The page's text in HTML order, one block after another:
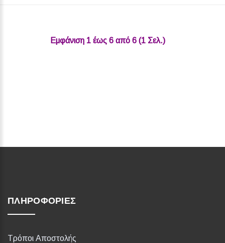
Εμφάνιση 1 έως 6 από 6 (1 Σελ.)‎
ΠΛΗΡΟΦΟΡΊΕΣ
Τρόποι Αποστολής